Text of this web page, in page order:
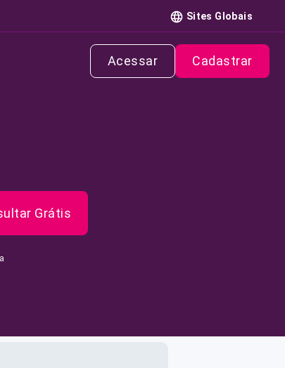
Sites Globais
Acessar Cadastrar
Grátis